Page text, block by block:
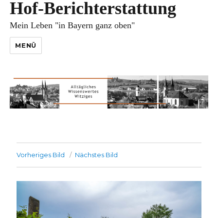
Hof-Berichterstattung
Mein Leben "in Bayern ganz oben"
MENÜ
Vorheriges Bild Nächstes Bild